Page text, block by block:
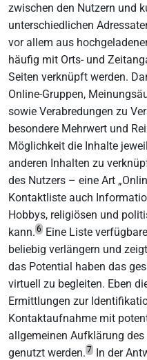
zwischen den Nutzern und
unterschiedlichen
vor allem aus
häufig mit Orts- und
Seiten verknüpft werden.
Online-Gruppen,
sowie Verabredungen zu
besondere Mehrwert und
Möglichkeit die Inhalte
anderen Inhalten zu
des Nutzers – eine Art
Kontaktliste auch
Hobbys, religiösen und
kann. 6 Eine Liste
beliebig verlängern und
das Potential haben das
virtuell zu begleiten. Eben
Ermittlungen zur
Kontaktaufnahme mit
allgemeinen Aufklärung
genutzt werden. 7 In der